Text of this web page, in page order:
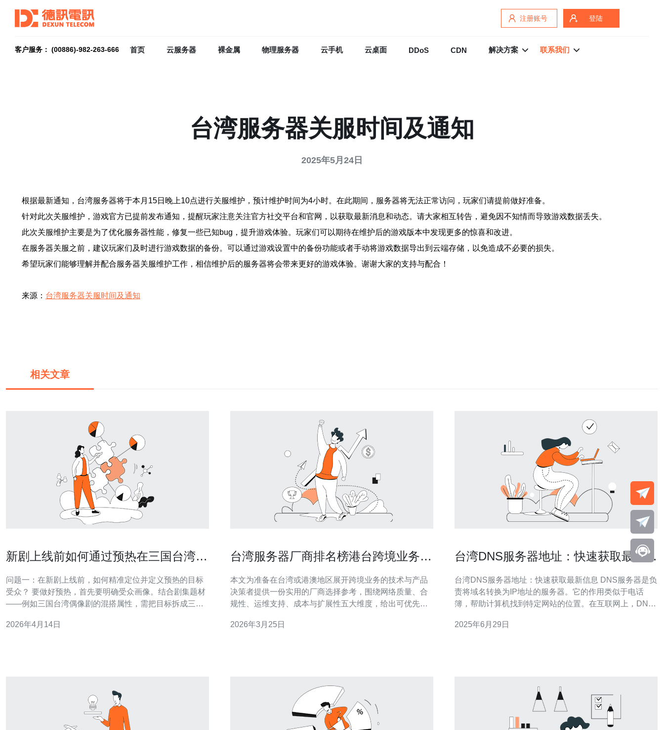
注册账号 登陆
客户服务： (00886)-982-263-666 首页 云服务器 裸金属 物理服务器 云手机 云桌面 DDoS CDN 解决方案 联系我们
台湾服务器关服时间及通知
2025年5月24日
根据最新通知，台湾服务器将于本月15日晚上10点进行关服维护，预计维护时间为4小时。在此期间，服务器将无法正常访问，玩家们请提前做好准备。
针对此次关服维护，游戏官方已提前发布通知，提醒玩家注意关注官方社交平台和官网，以获取最新消息和动态。请大家相互转告，避免因不知情而导致游戏数据丢失。
此次关服维护主要是为了优化服务器性能，修复一些已知bug，提升游戏体验。玩家们可以期待在维护后的游戏版本中发现更多的惊喜和改进。
在服务器关服之前，建议玩家们及时进行游戏数据的备份。可以通过游戏设置中的备份功能或者手动将游戏数据导出到云端存储，以免造成不必要的损失。
希望玩家们能够理解并配合服务器关服维护工作，相信维护后的服务器将会带来更好的游戏体验。谢谢大家的支持与配合！
来源： 台湾服务器关服时间及通知
相关文章
新剧上线前如何通过预热在三国台湾偶
问题一：在新剧上线前，如何精准定位并定义预热的目标
受众？ 要做好预热，首先要明确受众画像。结合剧集题材
——例如三国台湾偶像剧的混搭属性，需把目标拆成三
偶像剧的青春/情感观众；三是跨界追新颖题材的年轻群
2026年4月14日
台湾服务器厂商排名榜港台跨境业务部
本文为准备在台湾或港澳地区展开跨境业务的技术与产品
决策者提供一份实用的厂商选择参考，围绕网络质量、合
规性、运维支持、成本与扩展性五大维度，给出可优先考
并制定试点部署策略。 有哪些台湾厂商类别值得纳入候选
2026年3月25日
台湾DNS服务器地址：快速获取最新信
台湾DNS服务器地址：快速获取最新信息 DNS服务器是负
责将域名转换为IP地址的服务器。它的作用类似于电话
簿，帮助计算机找到特定网站的位置。在互联网上，DNS
以帮助您更快地访问台湾网站，提高网络连接速度和稳定
2025年6月29日